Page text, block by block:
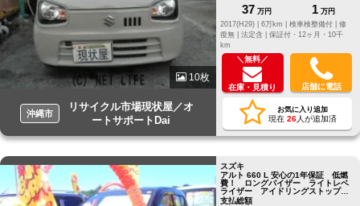
10枚
沖縄市
リサイクル市場現状屋／オ
ートサポートDai
37 万円 1 万円
2017(H29) |
6万km | 検車検整備付 | 修
復無 | 法定含 | 保証付・12ヶ月・10千
km
＼無料／
在庫・見積り 店舗に電話
お気に入り追加
現在 26人が追加済
スズキ
アルト 660 L 安心の1年保証 低燃
費！ ロングバイザー ライトレベ
ライザー アイドリングストップ
NAVI/CD
支払総額